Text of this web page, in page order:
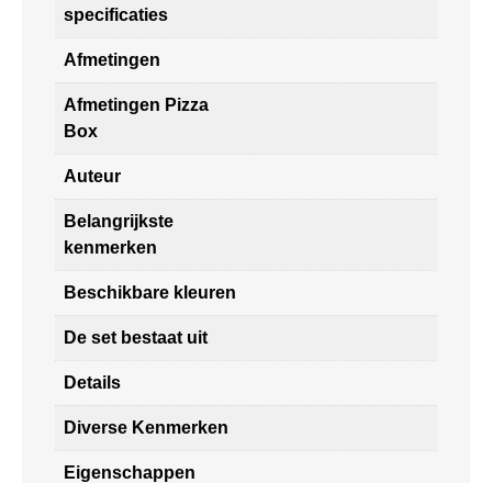
specificaties
Afmetingen
Afmetingen Pizza
Box
Auteur
Belangrijkste
kenmerken
Beschikbare kleuren
De set bestaat uit
Details
Diverse Kenmerken
Eigenschappen